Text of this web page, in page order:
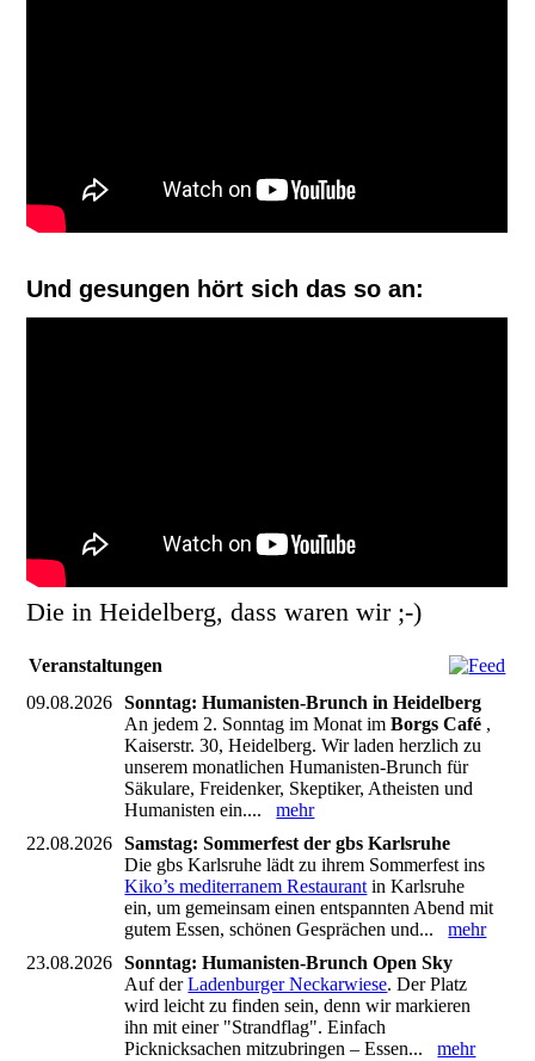
Und gesungen hört sich das so an:
Die in Heidelberg, dass waren wir ;-)
Veranstaltungen
09.08.2026
Sonntag: Humanisten-Brunch in Heidelberg
An jedem 2. Sonntag im Monat imBorgs Café ,
Kaiserstr. 30, Heidelberg. Wir laden herzlich zu
unserem monatlichen Humanisten-Brunch für
Säkulare, Freidenker, Skeptiker, Atheisten und
Humanisten ein....mehr
22.08.2026
Samstag: Sommerfest der gbs Karlsruhe
Die gbs Karlsruhe lädt zu ihrem Sommerfest ins
Kiko’s mediterranem Restaurant in Karlsruhe
ein, um gemeinsam einen entspannten Abend mit
gutem Essen, schönen Gesprächen und...mehr
23.08.2026
Sonntag: Humanisten-Brunch Open Sky
Auf derLadenburger Neckarwiese. Der Platz
wird leicht zu finden sein, denn wir markieren
ihn mit einer "Strandflag". Einfach
Picknicksachen mitzubringen – Essen...mehr